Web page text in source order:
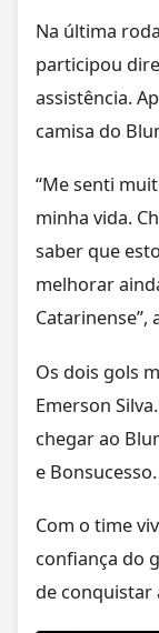
Na última
participou
assistência.
camisa do
“Me senti
minha vida.
saber que
melhorar
Catarinense”,
Os dois gols
Emerson
chegar ao
e Bonsucesso.
Com o time
confiança do
de conquistar